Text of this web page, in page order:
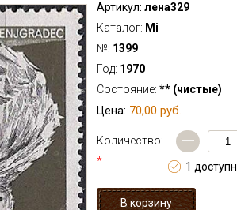
Артикул: лена329
Каталог: Mi
№: 1399
Год: 1970
Состояние: ** (чистые)
Цена: 70,00 руб.
Количество:
*
—
1